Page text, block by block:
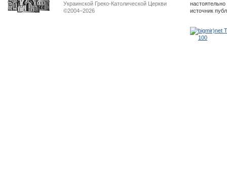
Украинской Греко-Католической Церкви
©2004–2026
источник